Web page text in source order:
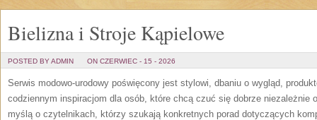
Bielizna i Stroje Kąpielowe
POSTED BY ADMIN ON CZERWIEC - 15 - 2026
Serwis modowo-urodowy poświęcony jest stylowi, dbaniu o wygląd,
codziennym inspiracjom dla osób, które chcą czuć się dobrze niezależnie
myślą o czytelnikach, którzy szukają konkretnych porad dotyczących